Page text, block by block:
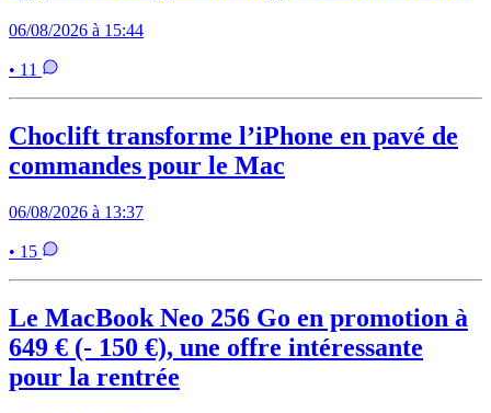
06/08/2026 à 15:44
• 11
Choclift transforme l’iPhone en pavé de
commandes pour le Mac
06/08/2026 à 13:37
• 15
Le MacBook Neo 256 Go en promotion à
649 € (- 150 €), une offre intéressante
pour la rentrée